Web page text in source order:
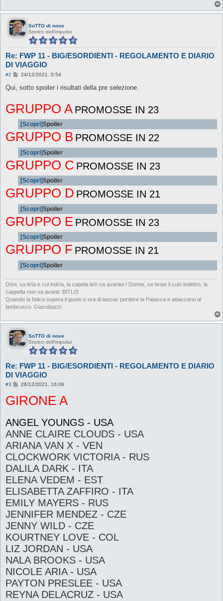
SoTTO di nove
Storico dell'impulso
Re: FWP 11 - BIG/ESORDIENTI - REGOLAMENTO E DIARIO
DI VIAGGIO
#2
M
s
g
g
o
24/12/2021, 0:54
Qui, sotto spoiler i risultati della pre selezione.
GRUPPO A PROMOSSE IN 23
[Scopri]Spoiler
GRUPPO B PROMOSSE IN 22
[Scopri]Spoiler
GRUPPO C PROMOSSE IN 23
[Scopri]Spoiler
GRUPPO D PROMOSSE IN 21
[Scopri]Spoiler
GRUPPO E PROMOSSE IN 23
[Scopri]Spoiler
GRUPPO F PROMOSSE IN 21
[Scopri]Spoiler
Dòni, sa tirìa e cul indrìa, la capela la'n va avantei / Donne, se tirate il culo indietro, la
cappella non va avanti. BITLIS
Quando la fatica supera il gusto e ora di lasciar perdere la Patacca e attaccarsi al
lambrusco. Giacobazzi
SoTTO di nove
Storico dell'impulso
Re: FWP 11 - BIG/ESORDIENTI - REGOLAMENTO E DIARIO
DI VIAGGIO
#3
M
s
s
g
i
o
26/12/2021, 16:06
GIRONE A
ANGEL YOUNGS - USA
ANNE CLAIRE CLOUDS - USA
ARIANA VAN X - VEN
CLOCKWORK VICTORIA - RUS
DALILA DARK - ITA
ELENA VEDEM - EST
ELISABETTA ZAFFIRO - ITA
EMILY MAYERS - RUS
JENNIFER MENDEZ - CZE
JENNY WILD - CZE
KOURTNEY LOVE - COL
LIZ JORDAN - USA
NALA BROOKS - USA
NICOLE ARIA - USA
PAYTON PRESLEE - USA
REYNA DELACRUZ - USA